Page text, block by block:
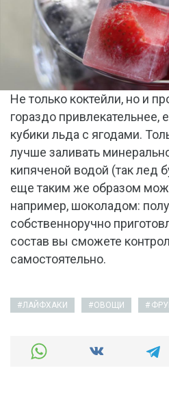
Не только коктейли, но и
гораздо привлекательнее,
кубики льда с ягодами.
лучше заливать
кипяченой водой (так лед
еще таким же образом
например, шоколадом:
собственноручно
состав вы сможете
самостоятельно.
ЛАЙФХАКИ ОВОЩИ